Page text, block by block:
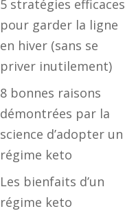
5 stratégies efficaces
pour garder la ligne
en hiver (sans se
priver inutilement)
8 bonnes raisons
démontrées par la
science d’adopter un
régime keto
Les bienfaits d’un
régime keto